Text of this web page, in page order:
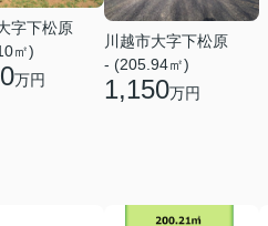
字下松原
㎡)
万円
川越市大字下松原
- (205.94㎡)
1,150万円